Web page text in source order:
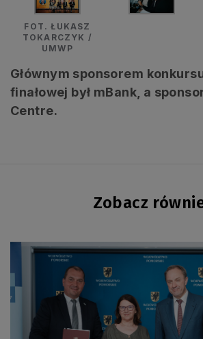
FOT. ŁUKASZ
TOKARCZYK /
UMWP
Głównym sponsorem
finałowej był mBank, a
Centre.
Zobacz